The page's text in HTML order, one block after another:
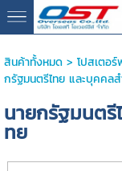
google13076cdc17b3388d
สินค้าทั้งหมด> โปสเตอ
กรัฐมนตรีไทย และบุคคล
นายกรัฐมนตรี
ทย